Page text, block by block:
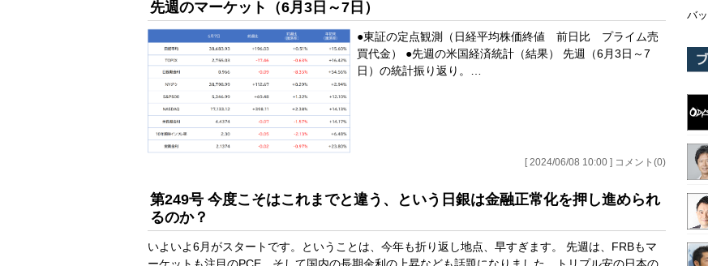
先週のマーケット（6月3日～7日）
●東証の定点観測（日経平均株価終値 前日比 プライム売
買代金） ●先週の米国経済統計（結果） 先週（6月3日～7
日）の統計振り返り。…
[ 2024/06/08 10:00 ] コメント(0)
第249号 今度こそはこれまでと違う、という日銀は金融正常化を押し進められ
るのか？
いよいよ6月がスタートです。ということは、今年も折り返し地点、早すぎます。 先週は、FRBもマ
バ